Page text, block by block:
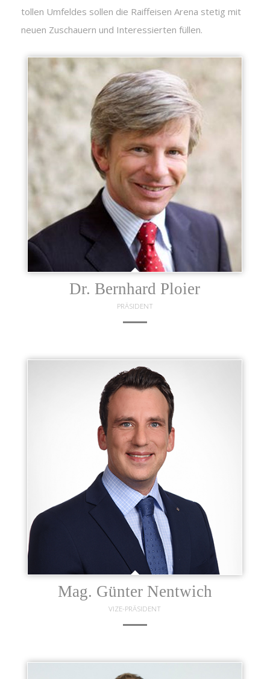
tollen Umfeldes sollen die Raiffeisen Arena stetig mit
neuen Zuschauern und Interessierten füllen.
Michael Dittrich
OBMANN / VORSTAND
Norbert Zauner
FINANZEN / VORSTAND